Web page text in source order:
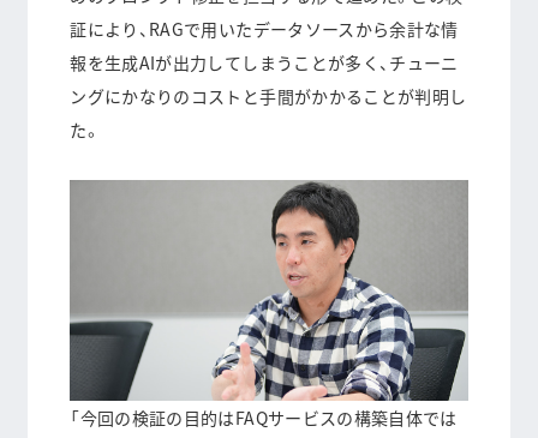
証により、RAGで用いたデータソースから余計な情
報を生成AIが出力してしまうことが多く、チューニ
ングにかなりのコストと手間がかかることが判明し
た。
「今回の検証の目的はFAQサービスの構築自体では